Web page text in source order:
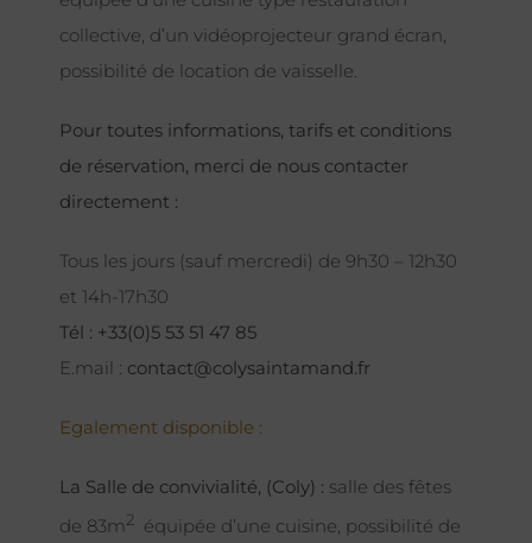
collective, d’un vidéoprojecteur grand écran,
possibilité de location de vaisselle.
Pour toutes informations, tarifs et conditions
de réservation, merci de nous contacter
directement :
Tous les jours (sauf mercredi) de 9h30 – 12h30
et 14h-17h30
Tél : +33(0)5 53 51 47 85
E.mail : contact@colysaintamand.fr
Egalement disponible :
La Salle de convivialité, (Coly) : salle des fêtes
de 83m2 équipée d’une cuisine, possibilité de